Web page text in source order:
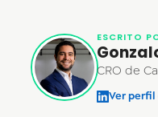
ESCRITO
CRO de
Ver perfil